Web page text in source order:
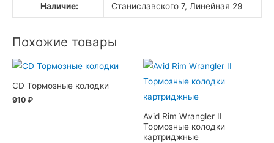
Наличие: Станиславского 7, Линейная 29
Похожие товары
CD Тормозные колодки
910 ₽
Avid Rim Wrangler II
Тормозные колодки
картриджные